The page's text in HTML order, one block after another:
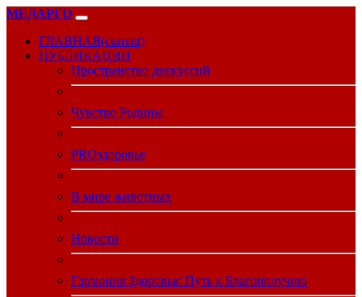
МЕДАРГО
ГЛАВНАЯ(current)
ПУБЛИКАЦИИ
Пространство дискуссий
Чувство Родины
PROздоровье
В мире животных
Новости
Гармония Здоровья: Путь к Благополучию